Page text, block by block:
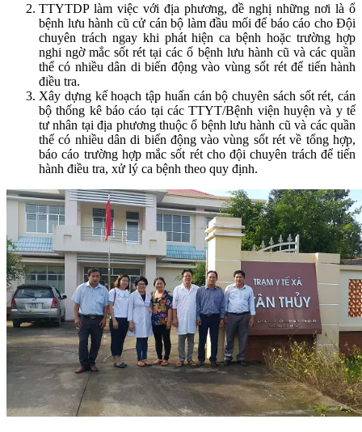
TTYTDP làm việc với địa phương, đề nghị những nơi là ổ
bệnh lưu hành cũ cử cán bộ làm đầu mối để báo cáo cho Đội
chuyên trách ngay khi phát hiện ca bệnh hoặc trường hợp
nghi ngờ mắc sốt rét tại các ổ bệnh lưu hành cũ và các quần
thể có nhiều dân di biến động vào vùng sốt rét để tiến hành
điều tra.
Xây dựng kế hoạch tập huấn cán bộ chuyên sách sốt rét, cán
bộ thống kê báo cáo tại các TTYT/Bệnh viện huyện và y tế
tư nhân tại địa phương thuộc ổ bệnh lưu hành cũ và các quần
thể có nhiều dân di biến động vào vùng sốt rét về tổng hợp,
báo cáo trường hợp mắc sốt rét cho đội chuyên trách để tiến
hành điều tra, xử lý ca bệnh theo quy định.